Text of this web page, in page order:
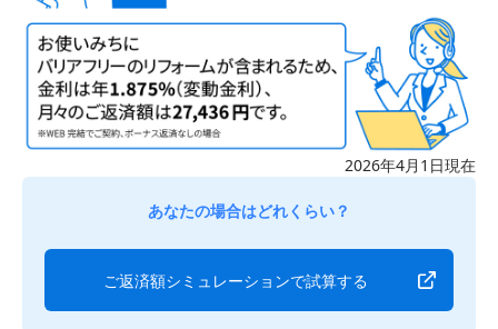
2026年4月1日現在
あなたの場合はどれくらい？
ご返済額シミュレーションで試算する